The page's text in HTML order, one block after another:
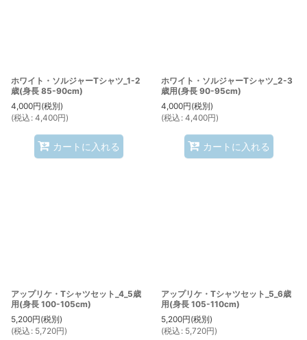
ホワイト・ソルジャーTシャツ_1-2
歳(身長 85-90cm)
4,000円(税別)
(税込 : 4,400円)
カートに入れる
ホワイト・ソルジャーTシャツ_2-3
歳用(身長 90-95cm)
4,000円(税別)
(税込 : 4,400円)
カートに入れる
アップリケ・Tシャツセット_4_5歳
用(身長 100-105cm)
5,200円(税別)
(税込 : 5,720円)
アップリケ・Tシャツセット_5_6歳
用(身長 105-110cm)
5,200円(税別)
(税込 : 5,720円)